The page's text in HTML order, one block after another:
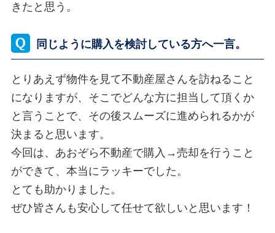
きたと思う。
同じように購入を検討している方へ一言。
とりあえず物件を見て不動産屋さんを訪ねること
になりますが、そこでどんな方に担当して頂くか
と言うことで、その後スムーズに進められるかが
決まると思います。
今回は、あおぞら不動産で購入→売却を行うこと
ができて、本当にラッキーでした。
とても助かりました。
ぜひ皆さんも安心して任せて欲しいと思います！